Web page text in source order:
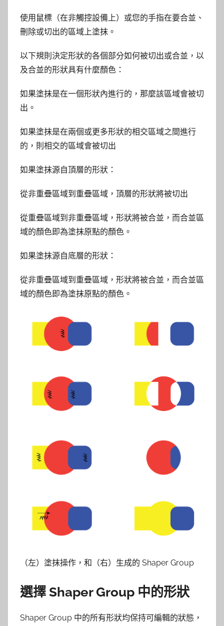
使用鼠標（在非觸控設備上）或您的手指在要合並、
刪除或切出的區域上塗抹。
以下規則決定形狀的各個部分如何被切出或合並，以
及合並的形狀具有什麼顏色：
如果塗抹是在一個形狀內進行的，那麼該區域會被切
出。
如果塗抹是在兩個或更多形狀的相交區域之間進行
的，則相交的區域會被切出
如果塗抹源自頂層的形狀：
從非重疊區域到重疊區域，頂層的形狀將被切出
從重疊區域到非重疊區域，形狀將被合並，而合並區
域的顏色即為塗抹原點的顏色。
如果塗抹源自底層的形狀：
從非重疊區域到重疊區域，形狀將被合並，而合並區
域的顏色即為塗抹原點的顏色。
（左）塗抹操作，和（右）生成的 Shaper Group
選擇 Shaper Group 中的形狀
Shaper Group 中的所有形狀均保持可編輯的狀態，